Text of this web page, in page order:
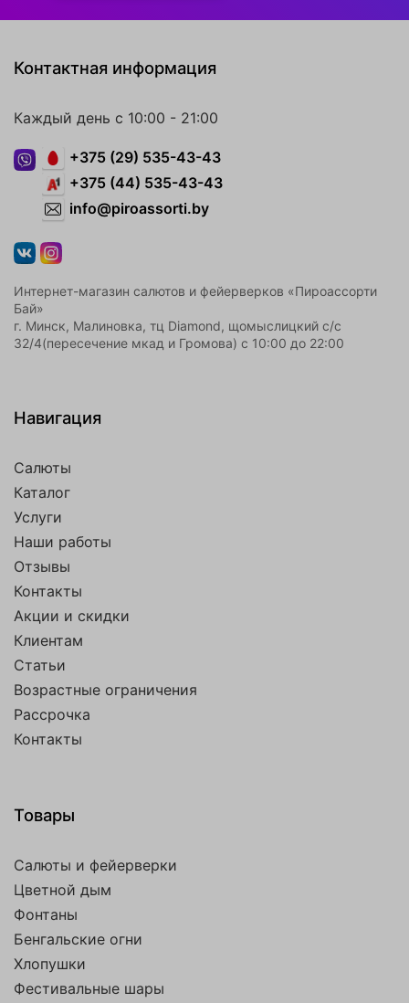
Контактная информация
Каждый день с 10:00 - 21:00
+375 (29) 535-43-43
+375 (44) 535-43-43
info@piroassorti.by
Интернет-магазин салютов и фейерверков «Пироассорти
Бай»
г. Минск, Малиновка, тц Diamond, щомыслицкий с/с
32/4(пересечение мкад и Громова) с 10:00 до 22:00
Навигация
Салюты
Каталог
Услуги
Наши работы
Отзывы
Контакты
Акции и скидки
Клиентам
Статьи
Возрастные ограничения
Рассрочка
Контакты
Товары
Салюты и фейерверки
Цветной дым
Фонтаны
Бенгальские огни
Хлопушки
Фестивальные шары